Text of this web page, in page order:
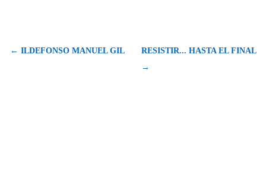
← ILDEFONSO MANUEL GIL
RESISTIR... HASTA EL FINAL
→